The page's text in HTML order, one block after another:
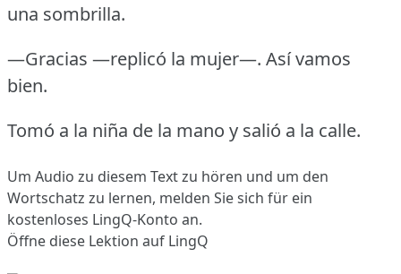
una sombrilla.
—Gracias —replicó la mujer—. Así vamos
bien.
Tomó a la niña de la mano y salió a la calle.
Um Audio zu diesem Text zu hören und um den
Wortschatz zu lernen, melden Sie sich für ein
kostenloses LingQ-Konto an.
Öffne diese Lektion auf LingQ